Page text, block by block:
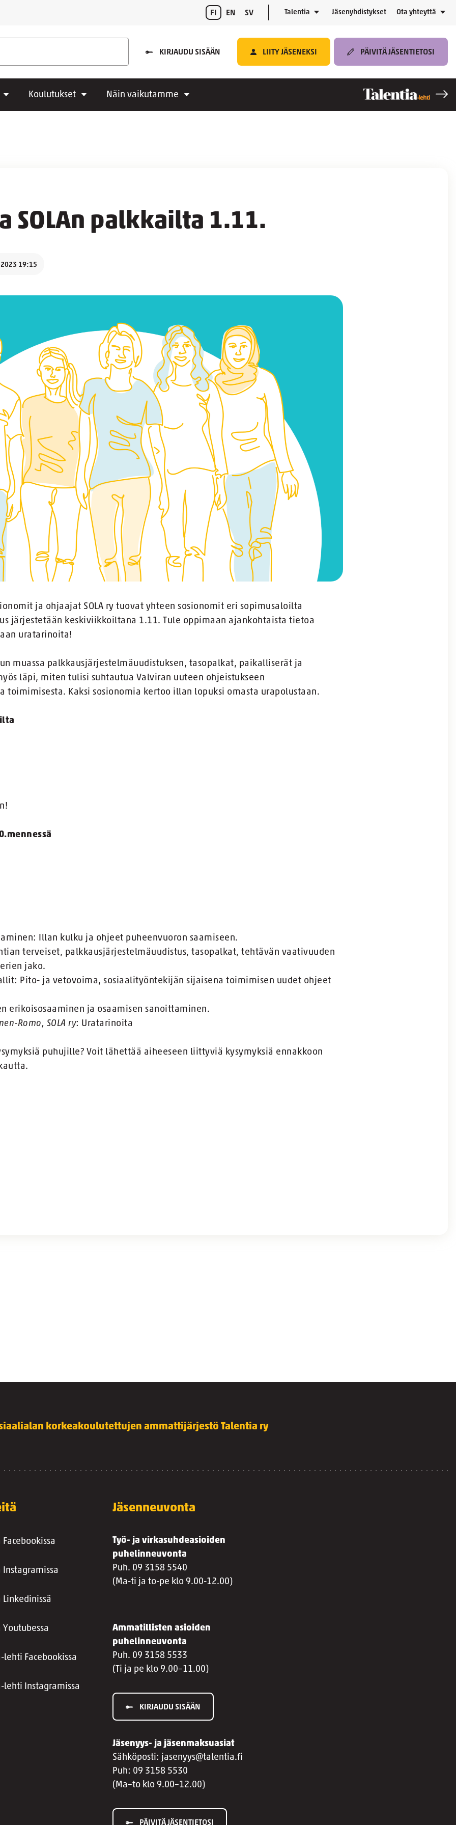
FI EN SV Talentia Jäsenyhdistykset Ota yhteyttä
KIRJAUDU SISÄÄN LIITY JÄSENEKSI PÄIVITÄ JÄSENTIETOSI
Koulutukset Näin vaikutamme
SOLAn palkkailta 1.11.
19:15
ja ohjaajat SOLA ry tuovat yhteen sosionomit eri sopimusaloilta
järjestetään keskiviikkoiltana 1.11. Tule oppimaan ajankohtaista tietoa
uratarinoita!
muassa palkkausjärjestelmäuudistuksen, tasopalkat, paikalliserät ja
läpi, miten tulisi suhtautua Valviran uuteen ohjeistukseen
toimimisesta. Kaksi sosionomia kertoo illan lopuksi omasta urapolustaan.
Illan kulku ja ohjeet puheenvuoron saamiseen.
terveiset, palkkausjärjestelmäuudistus, tasopalkat, tehtävän vaativuuden
jako.
Pito- ja vetovoima, sosiaalityöntekijän sijaisena toimimisen uudet ohjeet
erikoisosaaminen ja osaamisen sanoittaminen.
Romo, SOLA ry: Uratarinoita
puhujille? Voit lähettää aiheeseen liittyviä kysymyksiä ennakkoon
korkeakoulutettujen ammattijärjestö Talentia ry
Instagramissa
lehti Facebookissa
lehti Instagramissa
Jäsenneuvonta
Työ- ja virkasuhdeasioiden
puhelinneuvonta
Puh. 09 3158 5540
(Ma-ti ja to-pe klo 9.00-12.00)
Ammatillisten asioiden
puhelinneuvonta
Puh. 09 3158 5533
(Ti ja pe klo 9.00–11.00)
KIRJAUDU SISÄÄN
Jäsenyys- ja jäsenmaksuasiat
Sähköposti: jasenyys@talentia.fi
Puh: 09 3158 5530
(Ma–to klo 9.00–12.00)
PÄIVITÄ JÄSENTIETOSI